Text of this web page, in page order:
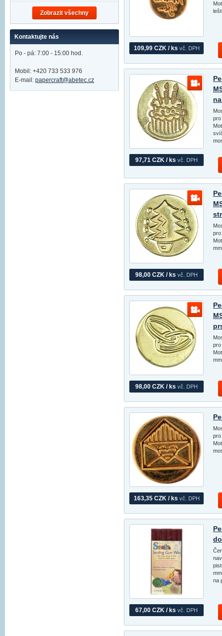
109,99 CZK / ks vč. DPH
97,71 CZK / ks vč. DPH
98,00 CZK / ks vč. DPH
98,00 CZK / ks vč. DPH
163,35 CZK / ks vč. DPH
67,00 CZK / ks vč. DPH
na
Zobrazit všechny
Kontaktujte nás
Po - pá: 7:00 - 15:00 hod.
Mobil: +420 733 533 976
E-mail: papercraft@abetec.cz